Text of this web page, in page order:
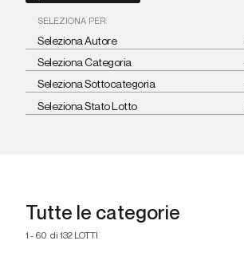
SELEZIONA PER:
Seleziona Autore
Seleziona Categoria
Seleziona Sottocategoria
Seleziona Stato Lotto
Tutte le categorie
1 - 60 di 132 LOTTI